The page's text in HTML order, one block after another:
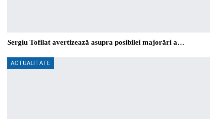
Sergiu Tofilat avertizează asupra posibilei majorări a…
ACTUALITATE